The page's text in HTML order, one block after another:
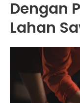
Dengan
Lahan